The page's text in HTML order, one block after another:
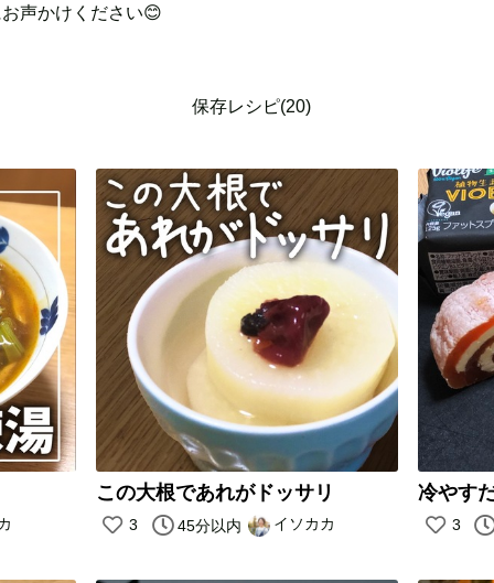
声かけください😊
保存レシピ(20)
この大根であれがドッサリ
3 45分以内 イソカカ 3